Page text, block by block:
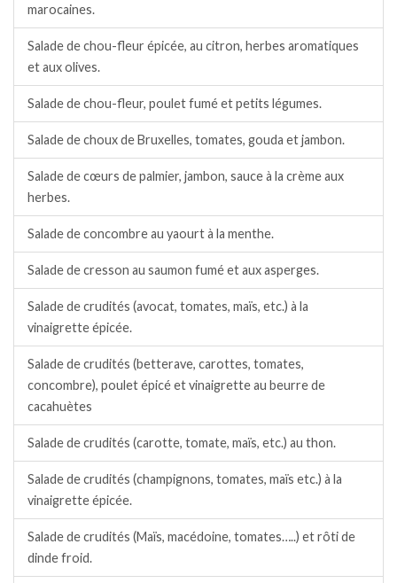
marocaines.
Salade de chou-fleur épicée, au citron, herbes aromatiques
et aux olives.
Salade de chou-fleur, poulet fumé et petits légumes.
Salade de choux de Bruxelles, tomates, gouda et jambon.
Salade de cœurs de palmier, jambon, sauce à la crème aux
herbes.
Salade de concombre au yaourt à la menthe.
Salade de cresson au saumon fumé et aux asperges.
Salade de crudités (avocat, tomates, maïs, etc.) à la
vinaigrette épicée.
Salade de crudités (betterave, carottes, tomates,
concombre), poulet épicé et vinaigrette au beurre de
cacahuètes
Salade de crudités (carotte, tomate, maïs, etc.) au thon.
Salade de crudités (champignons, tomates, maïs etc.) à la
vinaigrette épicée.
Salade de crudités (Maïs, macédoine, tomates…..) et rôti de
dinde froid.